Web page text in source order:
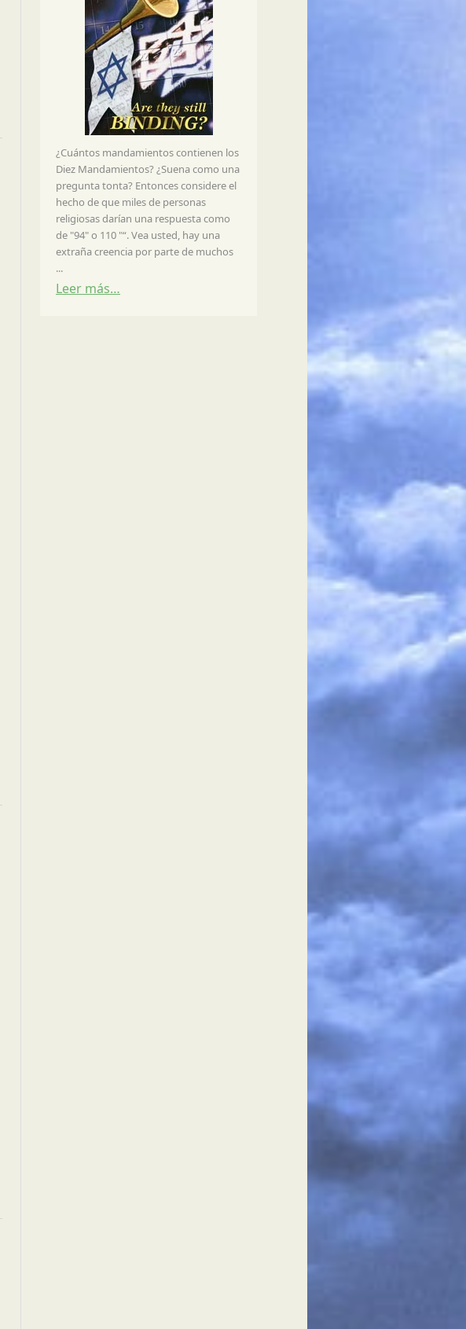
¿Cuántos mandamientos contienen los
Diez Mandamientos? ¿Suena como una
pregunta tonta? Entonces considere el
hecho de que miles de personas
religiosas darían una respuesta como
de "94" o 110 "“. Vea usted, hay una
extraña creencia por parte de muchos
...
Leer más…